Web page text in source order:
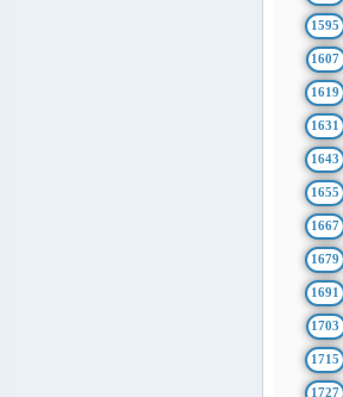
1595
1607
1619
1631
1643
1655
1667
1679
1691
1703
1715
1727